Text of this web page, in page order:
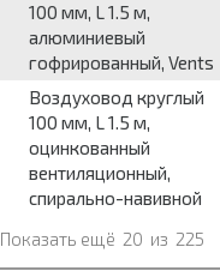
100 мм, L 1.5 м,
алюминиевый
гофрированный, Vents
Воздуховод круглый
100 мм, L 1.5 м,
оцинкованный
вентиляционный,
спирально-навивной
Показать ещё 20 из 225